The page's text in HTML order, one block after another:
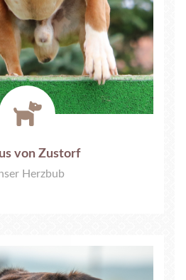
fas
fa-
von Zustorf
Herzbub